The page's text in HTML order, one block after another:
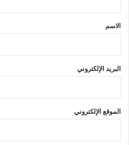
*
الاسم
البريد الإلكتروني
الموقع الإلكتروني